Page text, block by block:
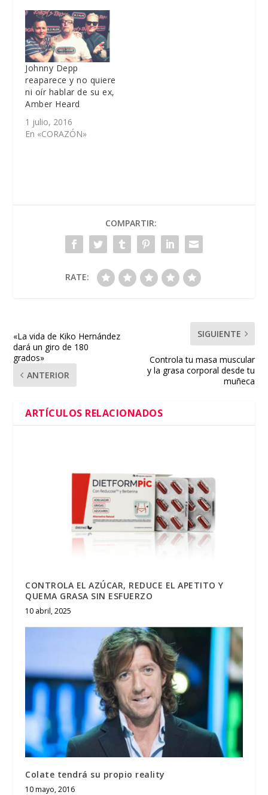
Johnny Depp
reaparece y no quiere
ni oír hablar de su ex,
Amber Heard
1 julio, 2016
En «CORAZÓN»
COMPARTIR:
RATE:
«La vida de Kiko Hernández
dará un giro de 180
grados»
ANTERIOR
SIGUIENTE
Controla tu masa muscular
y la grasa corporal desde tu
muñeca
ARTÍCULOS RELACIONADOS
CONTROLA EL AZÚCAR, REDUCE EL APETITO Y
QUEMA GRASA SIN ESFUERZO
10 abril, 2025
Colate tendrá su propio reality
10 mayo, 2016